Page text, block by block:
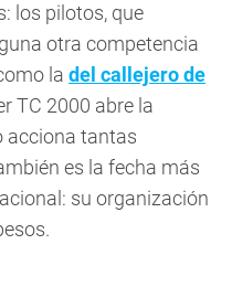
los pilotos, que
otra competencia
la del callejero de
TC 2000 abre la
acciona tantas
es la fecha más
su organización